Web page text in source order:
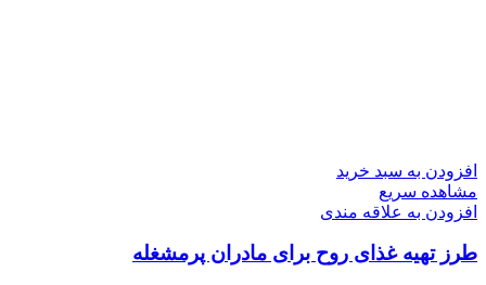
افزودن به سبد خرید
مشاهده سریع
افزودن به علاقه مندی
طرز تهیه غذای روح برای مادران پرمشغله